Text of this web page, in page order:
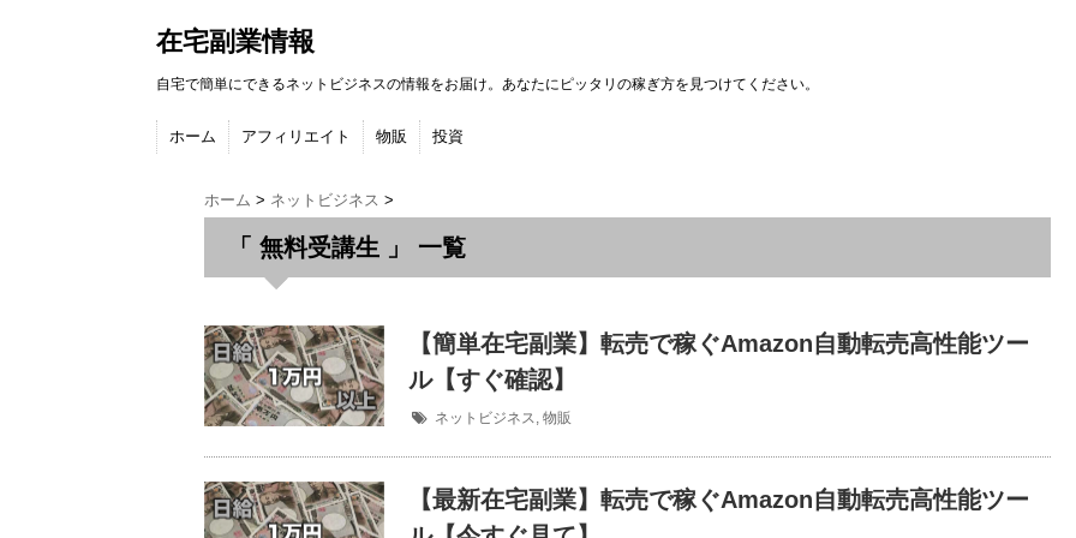
在宅副業情報
自宅で簡単にできるネットビジネスの情報をお届け。あなたにピッタリの稼ぎ方を見つけてください。
ホーム アフィリエイト 物販 投資
ホーム > ネットビジネス >
「 無料受講生 」 一覧
【簡単在宅副業】転売で稼ぐAmazon自動転売高性能ツー
ル【すぐ確認】
ネットビジネス, 物販
【最新在宅副業】転売で稼ぐAmazon自動転売高性能ツー